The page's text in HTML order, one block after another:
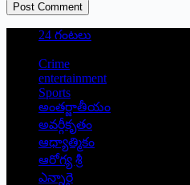
Post Comment
24 గంటలు
Crime
entertainment
Sports
అంతర్జాతీయం
అవర్గీకృతం
ఆధ్యాత్మికం
ఆరోగ్య శ్రీ
ఎన్నారై